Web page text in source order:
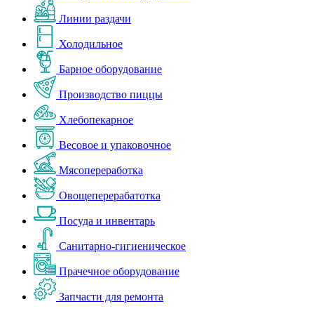
Линии раздачи
Холодильное
Барное оборудование
Производство пиццы
Хлебопекарное
Весовое и упаковочное
Мясопереработка
Овощеперерабатотка
Посуда и инвентарь
Санитарно-гигиеническое
Прачечное оборудование
Запчасти для ремонта